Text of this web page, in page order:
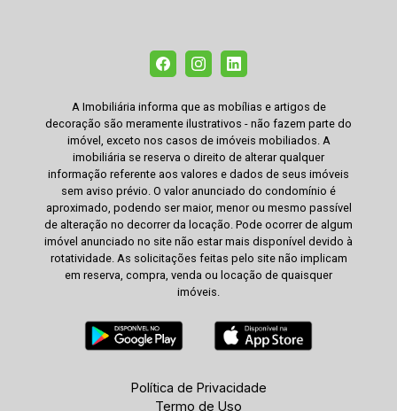
A Imobiliária informa que as mobílias e artigos de
decoração são meramente ilustrativos - não fazem parte do
imóvel, exceto nos casos de imóveis mobiliados. A
imobiliária se reserva o direito de alterar qualquer
informação referente aos valores e dados de seus imóveis
sem aviso prévio. O valor anunciado do condomínio é
aproximado, podendo ser maior, menor ou mesmo passível
de alteração no decorrer da locação. Pode ocorrer de algum
imóvel anunciado no site não estar mais disponível devido à
rotatividade. As solicitações feitas pelo site não implicam
em reserva, compra, venda ou locação de quaisquer
imóveis.
Política de Privacidade
Termo de Uso